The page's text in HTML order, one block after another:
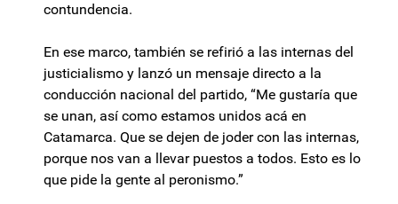
contundencia.
En ese marco, también se refirió a las internas del
justicialismo y lanzó un mensaje directo a la
conducción nacional del partido, “Me gustaría que
se unan, así como estamos unidos acá en
Catamarca. Que se dejen de joder con las internas,
porque nos van a llevar puestos a todos. Esto es lo
que pide la gente al peronismo.”